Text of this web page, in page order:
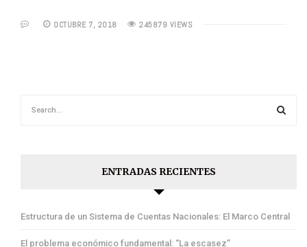
OCTUBRE 7, 2018 245879 VIEWS
ENTRADAS RECIENTES
Estructura de un Sistema de Cuentas Nacionales: El Marco Central
El problema económico fundamental: “La escasez”